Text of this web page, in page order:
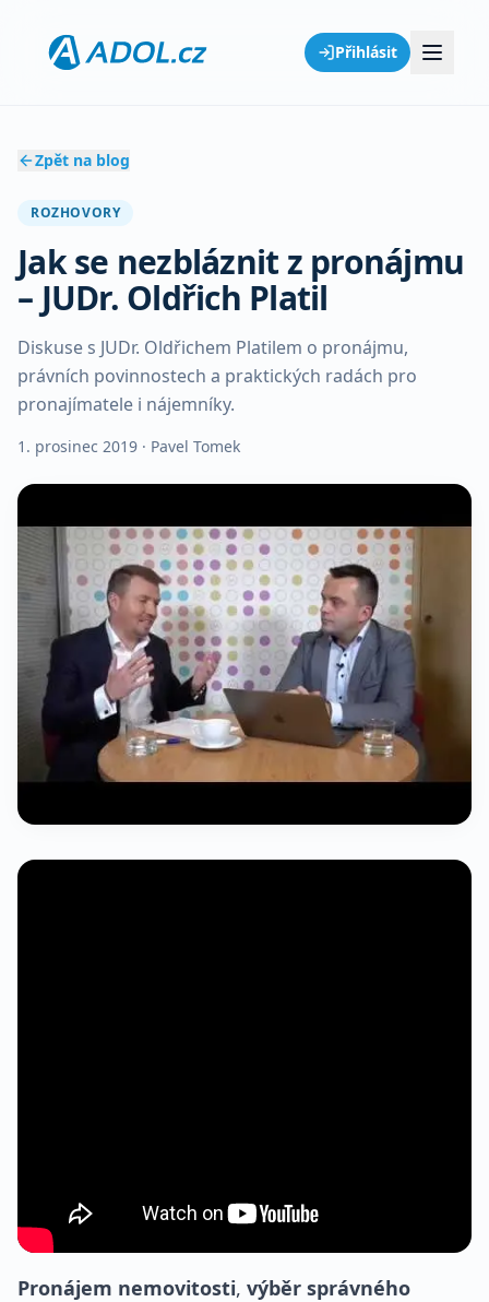
Přihlásit
Zpět na blog
ROZHOVORY
Jak se nezbláznit z pronájmu
– JUDr. Oldřich Platil
Diskuse s JUDr. Oldřichem Platilem o pronájmu,
právních povinnostech a praktických radách pro
pronajímatele i nájemníky.
1. prosinec 2019 · Pavel Tomek
Pronájem nemovitosti, výběr správného